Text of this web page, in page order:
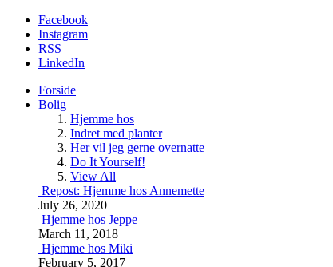
Facebook
Instagram
RSS
LinkedIn
Forside
Bolig
Hjemme hos
Indret med planter
Her vil jeg gerne overnatte
Do It Yourself!
View All
Repost: Hjemme hos Annemette
July 26, 2020
Hjemme hos Jeppe
March 11, 2018
Hjemme hos Miki
February 5, 2017